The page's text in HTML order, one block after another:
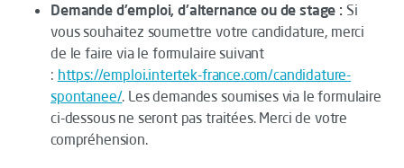
Demande d'emploi, d'alternance ou de stage : Si
vous souhaitez soumettre votre candidature, merci
de le faire via le formulaire suivant
: https://emploi.intertek-france.com/candidature-
spontanee/. Les demandes soumises via le formulaire
ci-dessous ne seront pas traitées. Merci de votre
compréhension.